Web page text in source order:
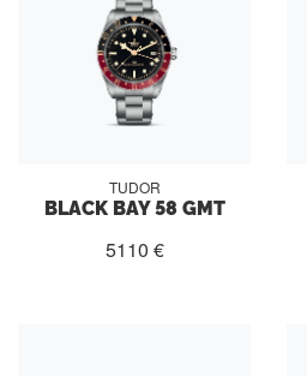
TUDOR
BLACK BAY 58 GMT
5110 €